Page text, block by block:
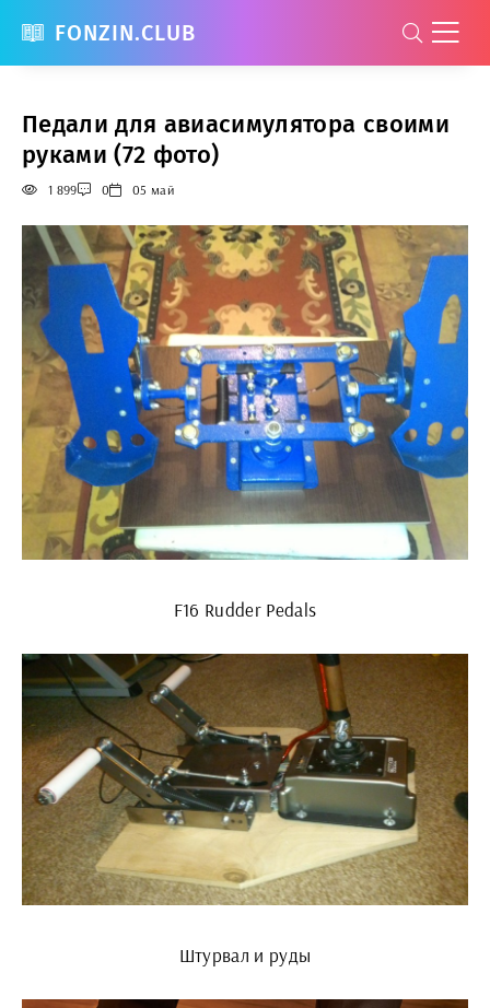
FONZIN.CLUB
Педали для авиасимулятора своими
руками (72 фото)
1 899 0 05 май
F16 Rudder Pedals
Штурвал и руды